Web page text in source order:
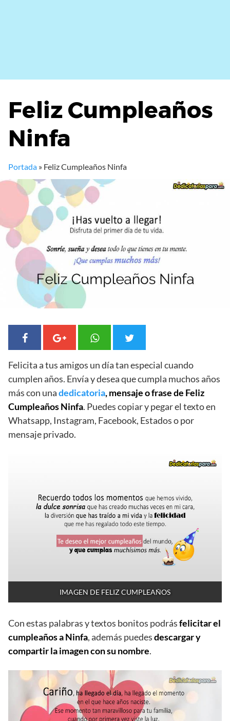
Feliz Cumpleaños
Ninfa
Portada » Feliz Cumpleaños Ninfa
Felicita a tus amigos un día tan especial cuando
cumplen años. Envía y desea que cumpla muchos años
más con unadedicatoria, mensaje o frase de Feliz
Cumpleaños Ninfa. Puedes copiar y pegar el texto en
Whatsapp, Instagram, Facebook, Estados o por
mensaje privado.
IMAGEN DE FELIZ CUMPLEAÑOS
Con estas palabras y textos bonitos podrásfelicitar el
cumpleaños a Ninfa, además puedesdescargar y
compartir la imagen con su nombre.